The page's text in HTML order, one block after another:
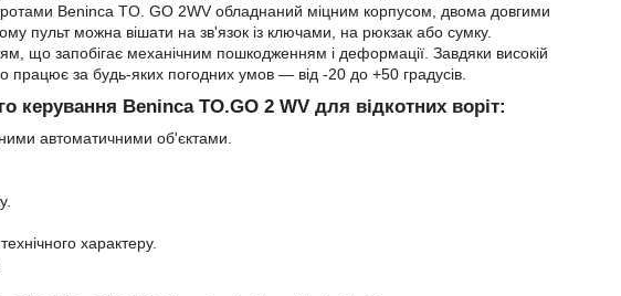
Beninca TO. GO 2WV обладнаний міцним корпусом, двома довгими
пульт можна вішати на зв'язок із ключами, на рюкзак або сумку.
що запобігає механічним пошкодженням і деформації. Завдяки високій
працює за будь-яких погодних умов — від -20 до +50 градусів.
керування Beninca TO.GO 2 WV для відкотних воріт:
автоматичними об'єктами.
характеру.